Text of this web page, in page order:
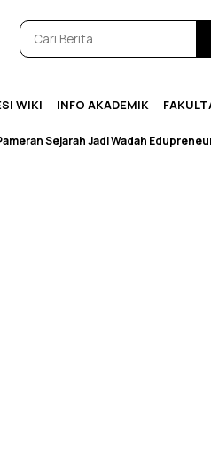
WIKI INFO AKADEMIK
Sejarah Jadi Wadah